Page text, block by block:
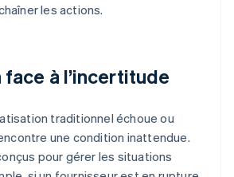
les actions.
à l’incertitude
traditionnel échoue ou
une condition inattendue.
pour gérer les situations